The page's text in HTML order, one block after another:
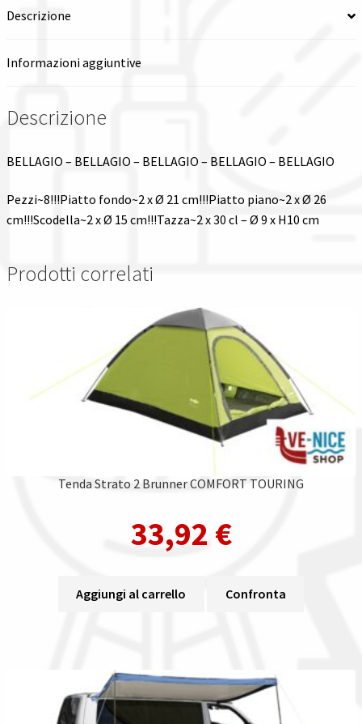
Tutte le categorie dei prodotti
Wishlist
Checkout
Il mio account
Descrizione
Informazioni aggiuntive
Descrizione
BELLAGIO – BELLAGIO – BELLAGIO – BELLAGIO – BELLAGIO
Pezzi~8!!!Piatto fondo~2 x Ø 21 cm!!!Piatto piano~2 x Ø 26
cm!!!Scodella~2 x Ø 15 cm!!!Tazza~2 x 30 cl – Ø 9 x H10 cm
Prodotti correlati
Tenda Strato 2 Brunner COMFORT TOURING
33,92 €
Aggiungi al carrello Confronta